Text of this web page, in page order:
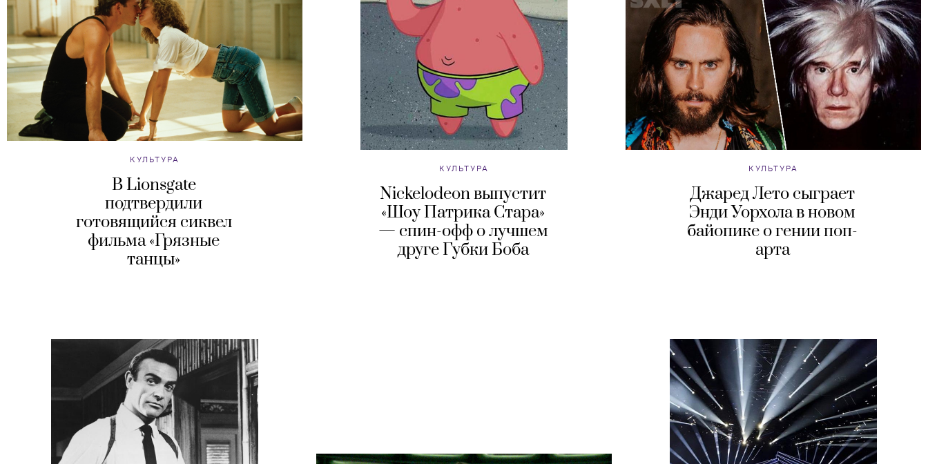
КУЛЬТУРА
В Lionsgate
подтвердили
готовящийся сиквел
фильма «Грязные
танцы»
КУЛЬТУРА
Nickelodeon выпустит
«Шоу Патрика Стара»
— спин-офф о лучшем
друге Губки Боба
КУЛЬТУРА
Джаред Лето сыграет
Энди Уорхола в новом
байопике о гении поп-
арта